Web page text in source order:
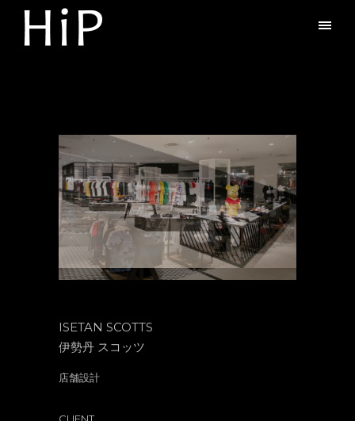
ISETAN SCOTTS
伊勢丹 スコッツ
店舗設計
CLIENT